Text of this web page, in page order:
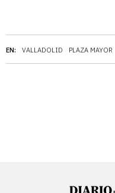
EN: VALLADOLID PLAZA MAYOR